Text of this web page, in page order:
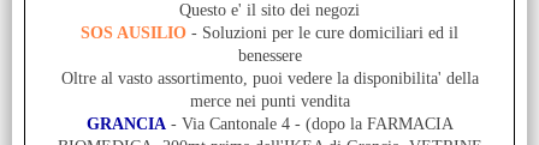
Lotto di vendita:
Questo e' il sito dei negozi
SOS AUSILIO - Soluzioni per le cure domiciliari ed il
benessere
Oltre al vasto assortimento, puoi vedere la disponibilita' della
merce nei punti vendita
GRANCIA- Via Cantonale 4 - (dopo la FARMACIA